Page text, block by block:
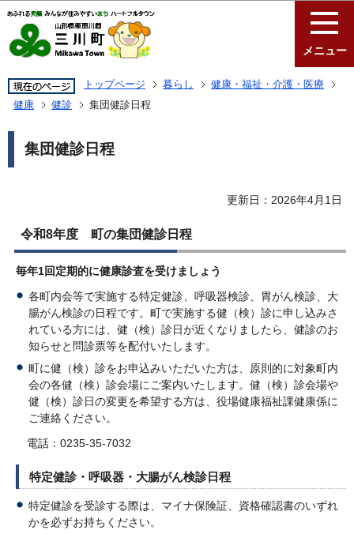
メニュー
トップページ 暮らし
健康・福祉・介護・医療
健康
健診 集団健診日程
集団健診日程
更新日：2026年4月1日
令和8年度 町の集団健診日程
毎年1回定期的に健康診査を受けましょう
各町内会等で実施する特定健診、呼吸器検診、胃がん検診、大
腸がん検診の日程です。町で実施する健（検）診に申し込みさ
れている方には、健（検）診日が近くなりましたら、健診のお
知らせと問診票等を配付いたします。
町に健（検）診をお申込みいただいた方は、原則的に対象町内
会の各健（検）診会場にご案内いたします。健（検）診会場や
健（検）診日の変更を希望する方は、役場健康福祉課健康係に
ご連絡ください。
電話：0235-35-7032
特定健診・呼吸器・大腸がん検診日程
特定健診を受診する際は、マイナ保険証、資格確認書のいずれ
かを必ずお持ちください。